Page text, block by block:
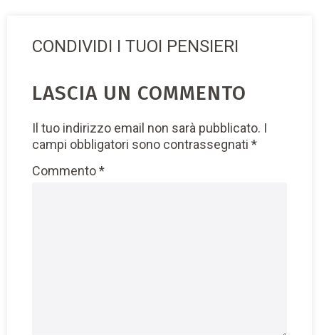
CONDIVIDI I TUOI PENSIERI
LASCIA UN COMMENTO
Il tuo indirizzo email non sarà pubblicato. I
campi obbligatori sono contrassegnati *
Commento*